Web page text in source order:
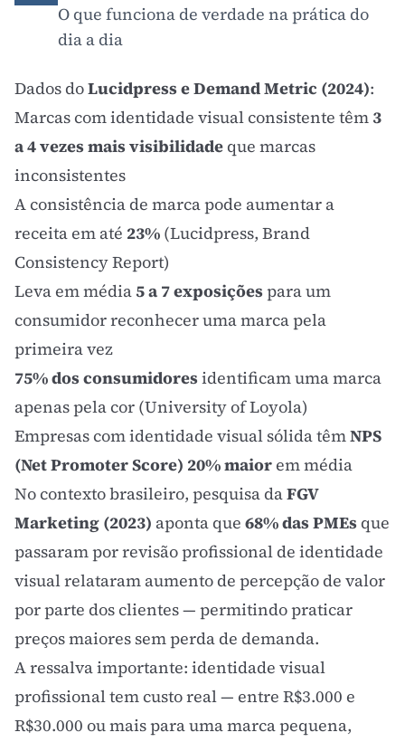
O que funciona de verdade na prática do
dia a dia
Dados doLucidpress e Demand Metric (2024):
Marcas com identidade visual consistente têm 3
a 4 vezes mais visibilidadeque marcas
inconsistentes
A consistência de marca pode aumentar a
receita em até 23% (Lucidpress, Brand
Consistency Report)
Leva em média5 a 7 exposições para um
consumidor reconhecer uma marca pela
primeira vez
75% dos consumidores identificam uma marca
apenas pela cor (University of Loyola)
Empresas com identidade visual sólida têmNPS
(Net Promoter Score) 20% maiorem média
No contexto brasileiro, pesquisa daFGV
Marketing (2023) aponta que 68% das PMEs que
passaram por revisão profissional de identidade
visual relataram aumento de percepção de valor
por parte dos clientes — permitindo praticar
preços maiores sem perda de demanda.
A ressalva importante: identidade visual
profissional tem custo real — entre R$3.000 e
R$30.000 ou mais para uma marca pequena,